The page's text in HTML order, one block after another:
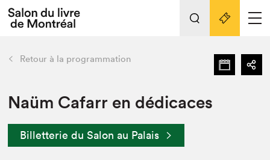
Tout sur l'édition 2022
Actualités
Vidéos et Balados
retour Nos activités
Édition 2022
Liens pratiques
Retour à la programmation
Naüm Cafarr en dédicaces
Billetterie du Salon au Palais